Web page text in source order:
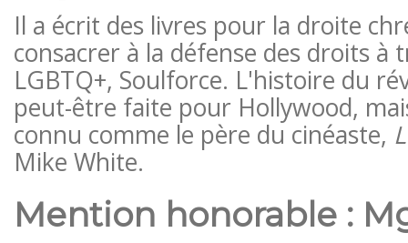
Il a écrit des livres pour la droite
consacrer à la défense des droits à
LGBTQ+, Soulforce. L'histoire du
peut-être faite pour Hollywood,
connu comme le père du cinéaste,
Mike White.
Mention honorable :